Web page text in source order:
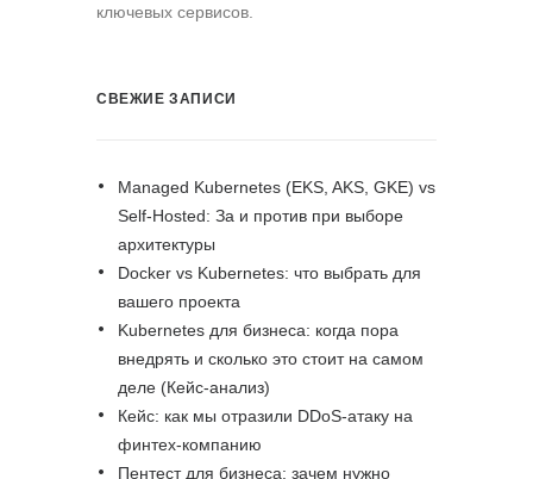
ключевых сервисов.
СВЕЖИЕ ЗАПИСИ
Managed Kubernetes (EKS, AKS, GKE) vs
Self-Hosted: За и против при выборе
архитектуры
Docker vs Kubernetes: что выбрать для
вашего проекта
Kubernetes для бизнеса: когда пора
внедрять и сколько это стоит на самом
деле (Кейс-анализ)
Кейс: как мы отразили DDoS-атаку на
финтех-компанию
Пентест для бизнеса: зачем нужно